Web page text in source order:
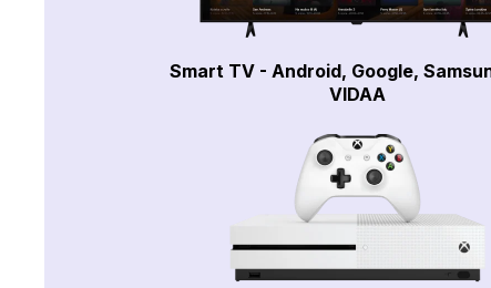
Smart TV - Android, Google,
VIDAA